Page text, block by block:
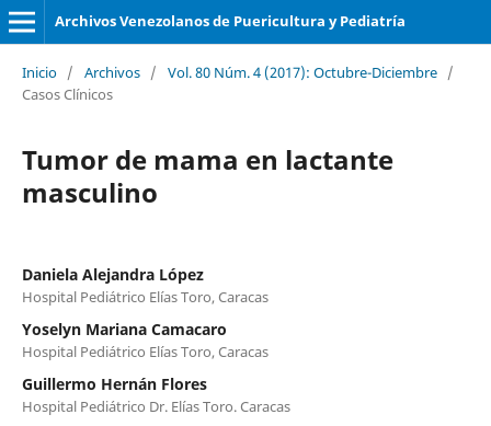
Archivos Venezolanos de Puericultura y Pediatría
Inicio / Archivos / Vol. 80 Núm. 4 (2017): Octubre-Diciembre /
Casos Clínicos
Tumor de mama en lactante
masculino
Daniela Alejandra López
Hospital Pediátrico Elías Toro, Caracas
Yoselyn Mariana Camacaro
Hospital Pediátrico Elías Toro, Caracas
Guillermo Hernán Flores
Hospital Pediátrico Dr. Elías Toro. Caracas